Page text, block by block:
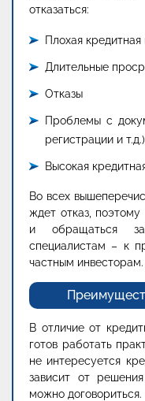
отказаться:
Плохая кредитная
Длительные
Отказы
Проблемы с
регистрации и т.д.)
Высокая
Во всех
ждет отказ,
и обращаться
специалистам – к
частным инвесторам.
В отличие от
готов работать
не интересуется
зависит от
можно договориться.